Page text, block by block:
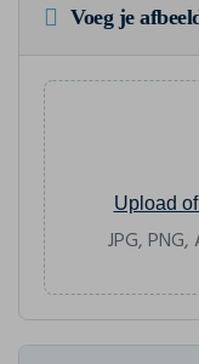
Voeg je
Upload
JPG,